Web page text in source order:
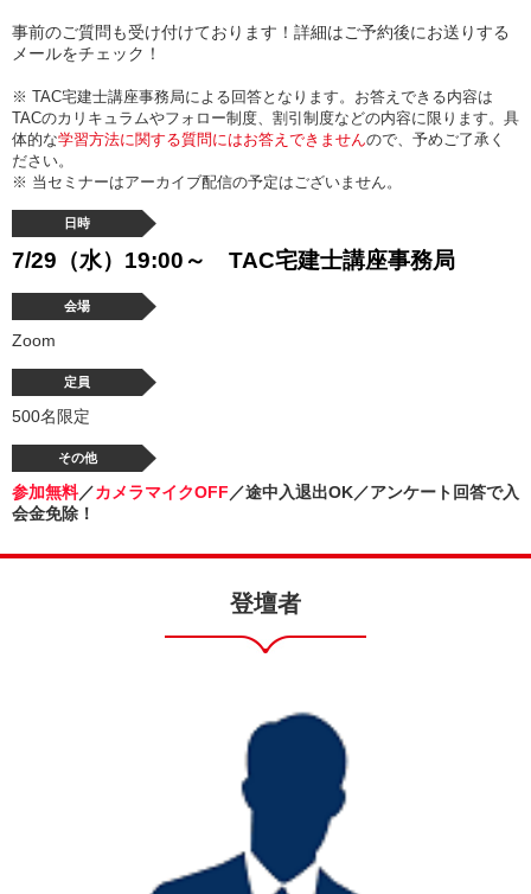
事前のご質問も受け付けております！詳細はご予約後にお送りする
メールをチェック！
※ TAC宅建士講座事務局による回答となります。お答えできる内容は
TACのカリキュラムやフォロー制度、割引制度などの内容に限ります。具
体的な学習方法に関する質問にはお答えできませんので、予めご了承く
ださい。
※ 当セミナーはアーカイブ配信の予定はございません。
日時
7/29 （水）19:00～ TAC宅建士講座事務局
会場
Zoom
定員
500名限定
その他
参加無料／カメラマイクOFF ／途中入退出OK／アンケート回答で入
会金免除！
登壇者